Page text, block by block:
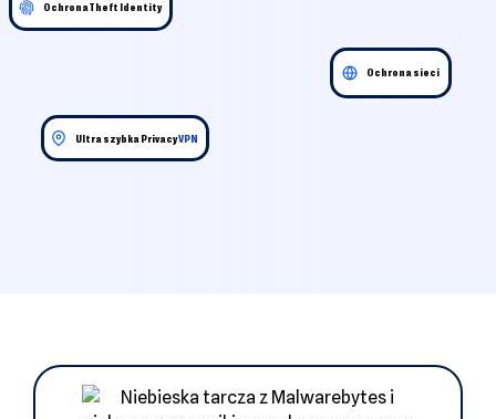
OchronaTheft Identity
Ochrona sieci
Ultra szybka PrivacyVPN